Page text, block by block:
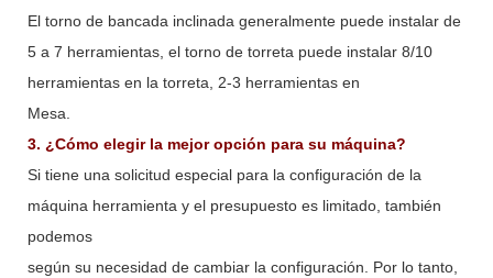
El torno de bancada inclinada generalmente puede instalar de
5 a 7 herramientas, el torno de torreta puede instalar 8/10
herramientas en la torreta, 2-3 herramientas en
Mesa.
3. ¿Cómo elegir la mejor opción para su máquina?
Si tiene una solicitud especial para la configuración de la
máquina herramienta y el presupuesto es limitado, también
podemos
según su necesidad de cambiar la configuración. Por lo tanto,